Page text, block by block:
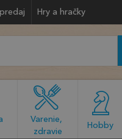
Hry a hračky
Varenie,
zdravie
Hobby